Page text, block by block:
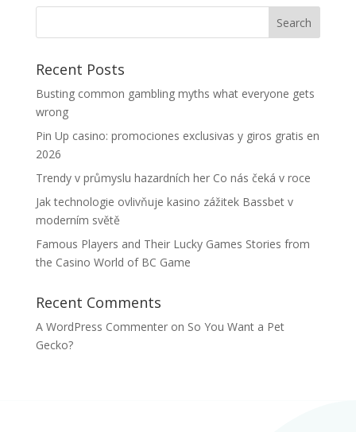
Recent Posts
Busting common gambling myths what everyone gets
wrong
Pin Up casino: promociones exclusivas y giros gratis en
2026
Trendy v průmyslu hazardních her Co nás čeká v roce
Jak technologie ovlivňuje kasino zážitek Bassbet v
moderním světě
Famous Players and Their Lucky Games Stories from
the Casino World of BC Game
Recent Comments
A WordPress Commenteron So You Want a Pet
Gecko?